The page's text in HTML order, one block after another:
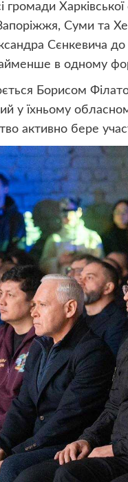
Суми та
Сєнкевича
в одному
Борисом
у їхньому
активно бере